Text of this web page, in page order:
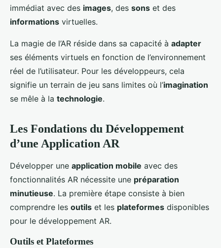
immédiat avec des images, des sons et des
informations virtuelles.
La magie de l’AR réside dans sa capacité à adapter
ses éléments virtuels en fonction de l’environnement
réel de l’utilisateur. Pour les développeurs, cela
signifie un terrain de jeu sans limites où l’imagination
se mêle à la technologie.
Les Fondations du Développement
d’une Application AR
Développer une application mobile avec des
fonctionnalités AR nécessite une préparation
minutieuse. La première étape consiste à bien
comprendre les outils et les plateformes disponibles
pour le développement AR.
Outils et Plateformes